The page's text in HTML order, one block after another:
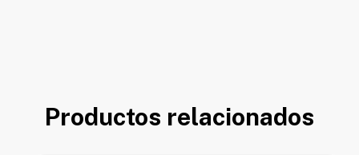
Productos relacionados